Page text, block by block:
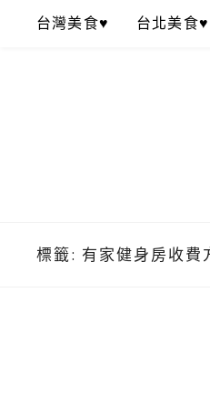
台灣美食♥ 台北美食♥
標籤: 有家健身房收費